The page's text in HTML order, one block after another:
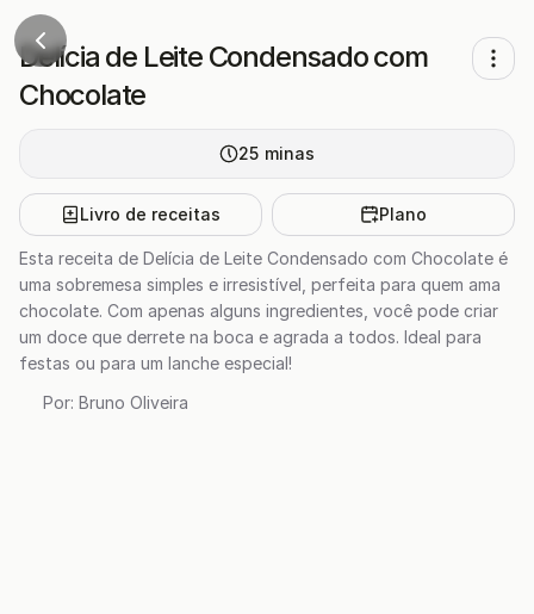
Delícia de Leite Condensado com
Chocolate
25 minas
Livro de receitas Plano
Esta receita de Delícia de Leite Condensado com Chocolate é
uma sobremesa simples e irresistível, perfeita para quem ama
chocolate. Com apenas alguns ingredientes, você pode criar
um doce que derrete na boca e agrada a todos. Ideal para
festas ou para um lanche especial!
Por: Bruno Oliveira